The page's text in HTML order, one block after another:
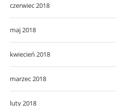
czerwiec 2018
maj 2018
kwiecień 2018
marzec 2018
luty 2018